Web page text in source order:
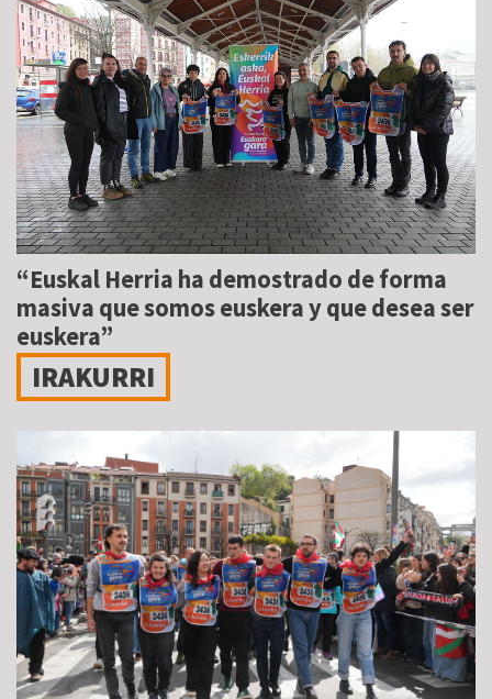
“Euskal Herria ha demostrado de forma
masiva que somos euskera y que desea ser
euskera”
IRAKURRI